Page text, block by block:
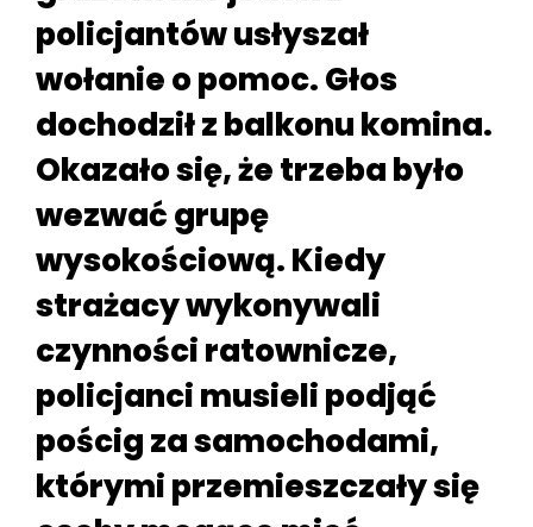
policjantów usłyszał
wołanie o pomoc. Głos
dochodził z balkonu komina.
Okazało się, że trzeba było
wezwać grupę
wysokościową. Kiedy
strażacy wykonywali
czynności ratownicze,
policjanci musieli podjąć
pościg za samochodami,
którymi przemieszczały się